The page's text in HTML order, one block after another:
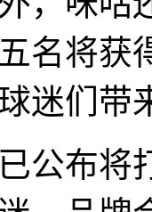
名将获
迷们带
布将打